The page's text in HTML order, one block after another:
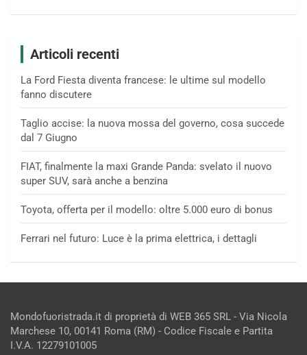
Articoli recenti
La Ford Fiesta diventa francese: le ultime sul modello
fanno discutere
Taglio accise: la nuova mossa del governo, cosa succede
dal 7 Giugno
FIAT, finalmente la maxi Grande Panda: svelato il nuovo
super SUV, sarà anche a benzina
Toyota, offerta per il modello: oltre 5.000 euro di bonus
Ferrari nel futuro: Luce è la prima elettrica, i dettagli
Mondofuoristrada.it di proprietà di WEB 365 SRL - Via Nicola
Marchese 10, 00141 Roma (RM) - Codice Fiscale e Partita
I.V.A. 12279101005